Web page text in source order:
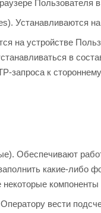
Пользователя
Устанавливаются
на устройстве
в
запроса к
Обеспечивают
какие-либо
компоненты
вести